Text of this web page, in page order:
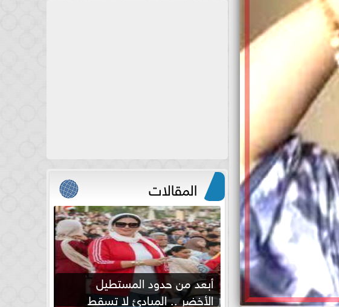
المقالات
أبعد من حدود المستطيل
الأخضر .. المبادئ لا تسقط